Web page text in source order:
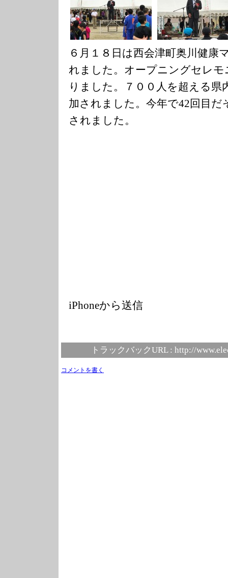
６月１８日は西会津町奥川健康
れました。オープニングセレ
りました。７００人を超える県
加されました。今年で42回目だ
されました。
iPhoneから送信
トラックバックURL : http://
コメントを書く